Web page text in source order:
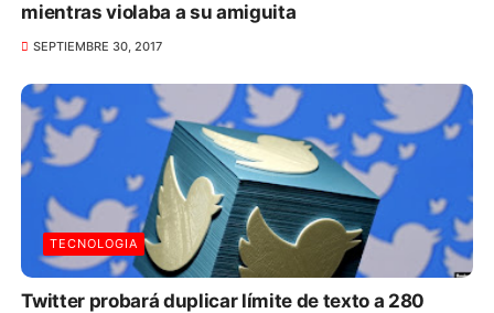
mientras violaba a su amiguita
SEPTIEMBRE 30, 2017
TECNOLOGIA
Twitter probará duplicar límite de texto a 280